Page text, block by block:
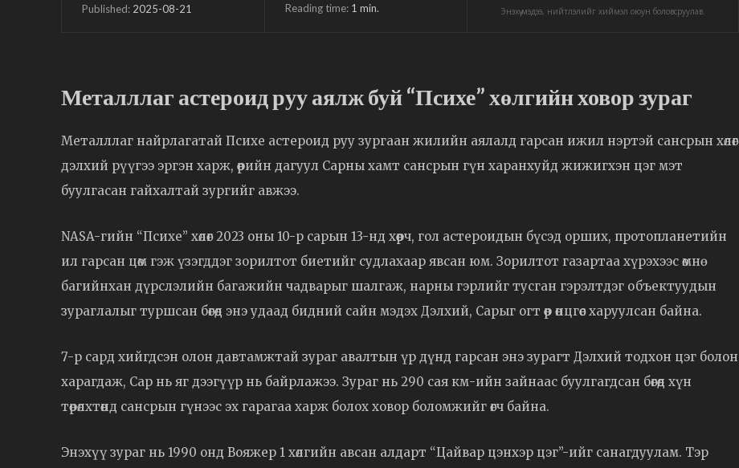
Published: 2025-08-21 Reading time: 1 min. Энэхүү мэдээ, нийтлэлийг хиймэл оюун боловсруулав.
Металллаг астероид руу аялж буй “Психе” хөлгийн ховор зураг
Металллаг найрлагатай Психе астероид руу зургаан жилийн аялалд гарсан ижил нэртэй сансрын хөлөг
дэлхий рүүгээ эргэн харж, өөрийн дагуул Сарны хамт сансрын гүн харанхуйд жижигхэн цэг мэт
буулгасан гайхалтай зургийг авжээ.
NASA-гийн “Психе” хөлөг 2023 оны 10-р сарын 13-нд хөөрч, гол астероидын бүсэд орших, протопланетийн
ил гарсан цөм гэж үзэгддэг зорилтот биетийг судлахаар явсан юм. Зорилтот газартаа хүрэхээс өмнө
багийнхан дүрслэлийн багажийн чадварыг шалгаж, нарны гэрлийг тусган гэрэлтдэг объектуудын
зураглалыг туршсан бөгөөд энэ удаад бидний сайн мэдэх Дэлхий, Сарыг огт өөр өнцгөөс харуулсан байна.
7-р сард хийгдсэн олон давтамжтай зураг авалтын үр дүнд гарсан энэ зурагт Дэлхий тодхон цэг болон
харагдаж, Сар нь яг дээгүүр нь байрлажээ. Зураг нь 290 сая км-ийн зайнаас буулгагдсан бөгөөд хүн
төрөлхтөнд сансрын гүнээс эх гарагаа харж болох ховор боломжийг өгч байна.
Энэхүү зураг нь 1990 онд Вояжер 1 хөлгийн авсан алдарт “Цайвар цэнхэр цэг”-ийг санагдуулам. Тэр